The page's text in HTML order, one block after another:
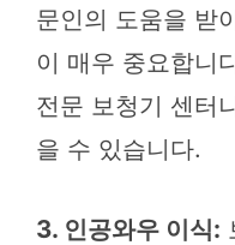
문인의 도움을 받
이 매우 중요합니
전문 보청기 센터
을 수 있습니다.
3. 인공와우 이식: